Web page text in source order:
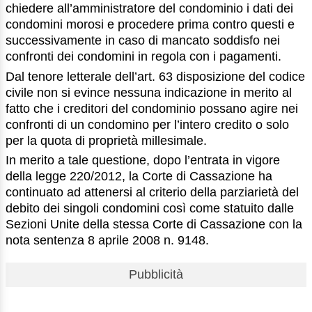
chiedere all’amministratore del condominio i dati dei
condomini morosi e procedere prima contro questi e
successivamente in caso di mancato soddisfo nei
confronti dei condomini in regola con i pagamenti.
Dal tenore letterale dell’art. 63 disposizione del codice
civile non si evince nessuna indicazione in merito al
fatto che i creditori del condominio possano agire nei
confronti di un condomino per l’intero credito o solo
per la quota di proprietà millesimale.
In merito a tale questione, dopo l’entrata in vigore
della legge 220/2012, la Corte di Cassazione ha
continuato ad attenersi al criterio della parziarietà del
debito dei singoli condomini così come statuito dalle
Sezioni Unite della stessa Corte di Cassazione con la
nota sentenza 8 aprile 2008 n. 9148.
Pubblicità